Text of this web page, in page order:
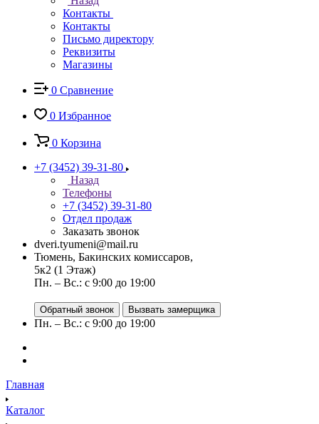
Контакты
Контакты
Письмо директору
Реквизиты
Магазины
0 Сравнение
0 Избранное
0 Корзина
+7 (3452) 39-31-80
Назад
Телефоны
+7 (3452) 39-31-80
Отдел продаж
Заказать звонок
dveri.tyumeni@mail.ru
Тюмень, Бакинских комиссаров,
5к2 (1 Этаж)
Пн. – Вс.: с 9:00 до 19:00
Обратный звонок Вызвать замерщика
Пн. – Вс.: с 9:00 до 19:00
Главная
Каталог